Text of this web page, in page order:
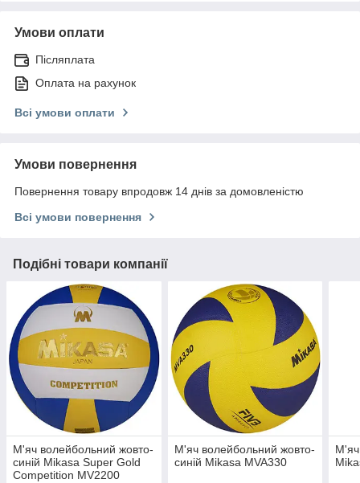
Умови оплати
Післяплата
Оплата на рахунок
Всі умови оплати
Умови повернення
Повернення товару впродовж 14 днів за домовленістю
Всі умови повернення
Подібні товари компанії
М'яч волейбольний жовто-
синій Mikasa Super Gold
Competition MV2200
М'яч волейбольний жовто-
синій Mikasa MVA330
М'яч